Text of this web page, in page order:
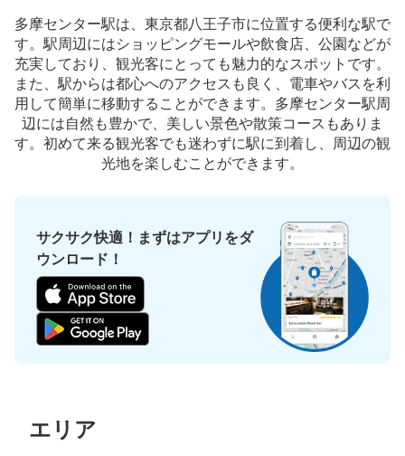
京王多摩センター駅改札内コインロッカー
京王多摩センター駅駅から徒歩0分
本日の営業時間:04:44 〜00:37
駅内エスカレーター降りて東口改札付近 駅内トイレ近く
保管できる荷物数
大:3/ ¥900中:4/ ¥600小
支払い方法
多摩センター駅は、東京都八王子市に位置する便利な駅で
す。駅周辺にはショッピングモールや飲食店、公園などが
充実しており、観光客にとっても魅力的なスポットです。
また、駅からは都心へのアクセスも良く、電車やバスを利
用して簡単に移動することができます。多摩センター駅周
辺には自然も豊かで、美しい景色や散策コースもありま
す。初めて来る観光客でも迷わずに駅に到着し、周辺の観
光地を楽しむことができます。
サクサク快適！まずはアプリをダ
ウンロード！
エリア